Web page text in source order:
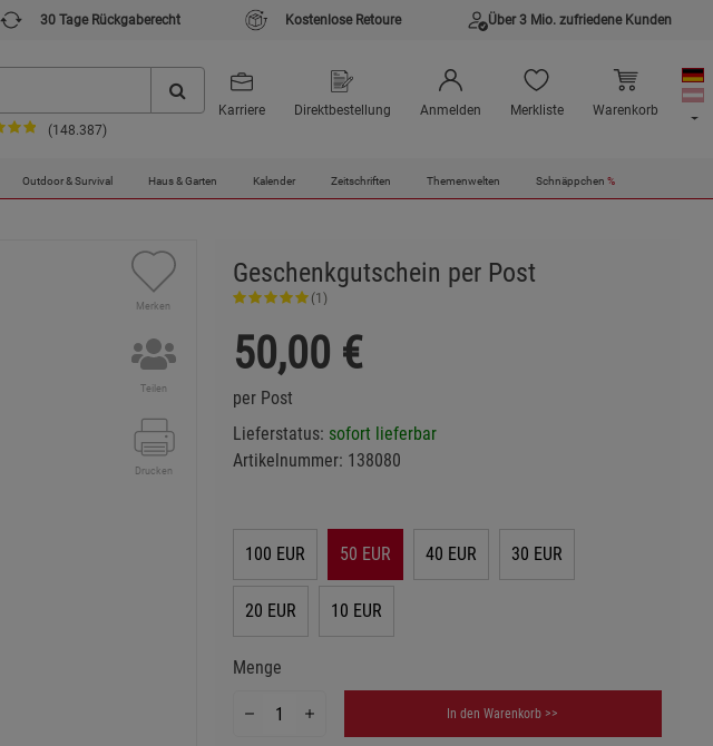
30 Tage Rückgaberecht Kostenlose Retoure Über 3 Mio. zufriedene Kunden
(148.387)
Karriere Direktbestellung Anmelden Merkliste Warenkorb
Outdoor & Survival Haus & Garten Kalender Zeitschriften Themenwelten Schnäppchen %
Merken
Teilen
Drucken
Geschenkgutschein per Post
(1)
50,00 €
per Post
Lieferstatus: sofort lieferbar
Artikelnummer: 138080
100 EUR 50 EUR 40 EUR 30 EUR
20 EUR 10 EUR
Menge
In den Warenkorb >>